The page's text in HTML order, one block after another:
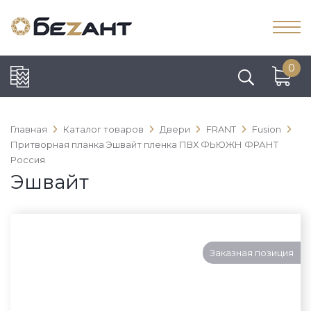
0
Главная Каталог товаров Двери FRANT
Fusion
Притворная планка Эшвайт пленка ПВХ ФЬЮЖН ФРАНТ
Россия
Эшвайт
Заказная позиция